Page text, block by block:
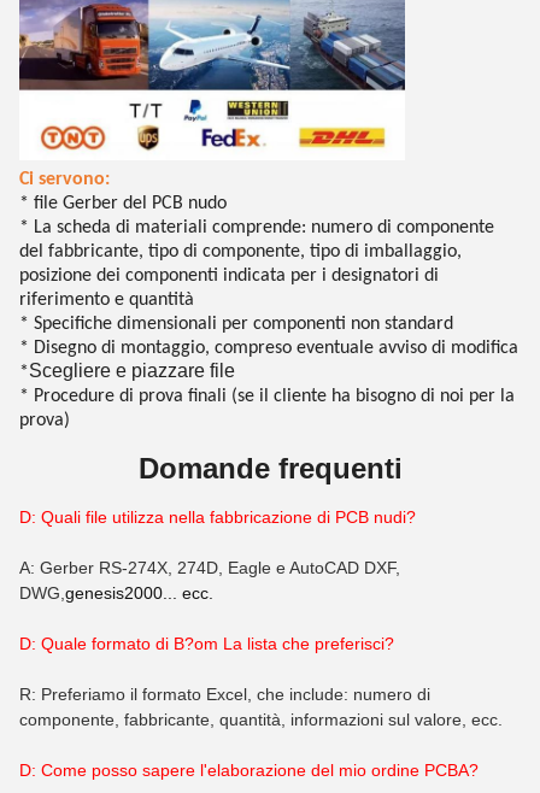
Ci servono:
* file Gerber del PCB nudo
* La scheda di materiali comprende: numero di componente
del fabbricante, tipo di componente, tipo di imballaggio,
posizione dei componenti indicata per i designatori di
riferimento e quantità
* Specifiche dimensionali per componenti non standard
* Disegno di montaggio, compreso eventuale avviso di modifica
*Scegliere e piazzare file
* Procedure di prova finali (se il cliente ha bisogno di noi per la
prova)
Domande frequenti
D: Quali file utilizza nella fabbricazione di PCB nudi?
A: Gerber RS-274X, 274D, Eagle e AutoCAD DXF,
DWG, genesis2000... ecc.
D: Quale formato di B?om La lista che preferisci?
R: Preferiamo il formato Excel, che include: numero di
componente, fabbricante, quantità, informazioni sul valore, ecc.
D: Come posso sapere l'elaborazione del mio ordine PCBA?